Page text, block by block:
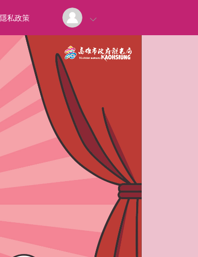
隱私政策